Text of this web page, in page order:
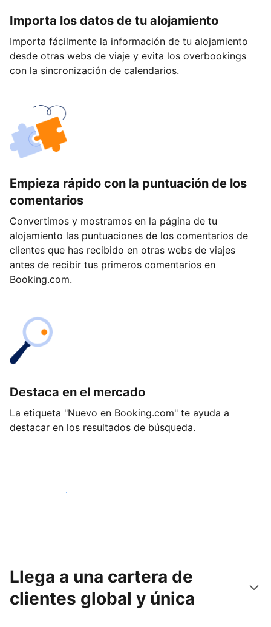
Importa los datos de tu alojamiento
Importa fácilmente la información de tu alojamiento
desde otras webs de viaje y evita los overbookings
con la sincronización de calendarios.
Empieza rápido con la puntuación de los
comentarios
Convertimos y mostramos en la página de tu
alojamiento las puntuaciones de los comentarios de
clientes que has recibido en otras webs de viajes
antes de recibir tus primeros comentarios en
Booking.com.
Destaca en el mercado
La etiqueta "Nuevo en Booking.com" te ayuda a
destacar en los resultados de búsqueda.
Empieza hoy mismo
Llega a una cartera de
clientes global y única